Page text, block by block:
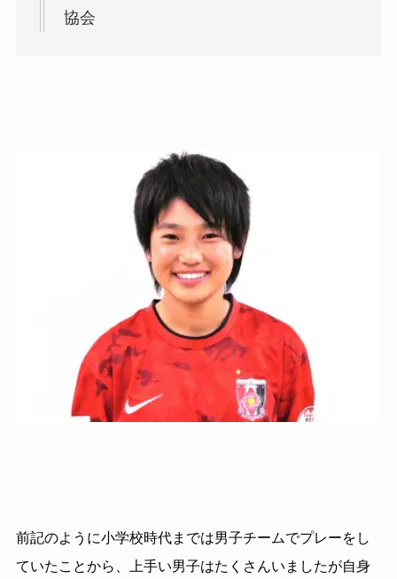
協会
前記のように小学校時代までは男子チームでプレーをし
ていたことから、上手い男子はたくさんいましたが自身